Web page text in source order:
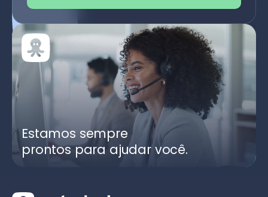
Estamos sempre
prontos para ajudar você.